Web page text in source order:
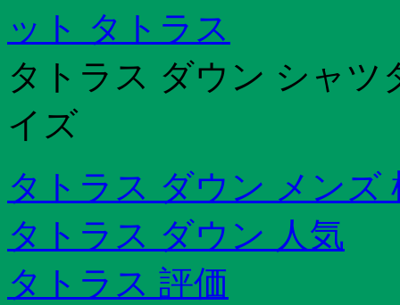
ット タトラス
タトラス ダウン シャ
イズ
タトラス ダウン メンズ
タトラス ダウン 人気
タトラス 評価